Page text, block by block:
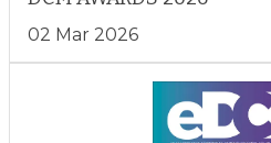
02 Mar 2026